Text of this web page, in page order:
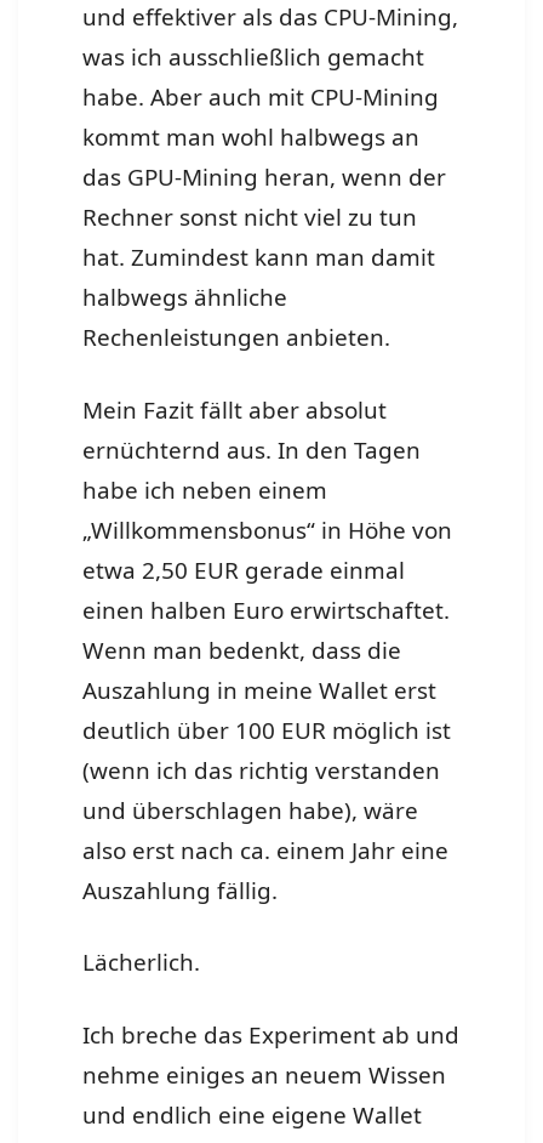
und effektiver als das CPU-Mining,
was ich ausschließlich gemacht
habe. Aber auch mit CPU-Mining
kommt man wohl halbwegs an
das GPU-Mining heran, wenn der
Rechner sonst nicht viel zu tun
hat. Zumindest kann man damit
halbwegs ähnliche
Rechenleistungen anbieten.
Mein Fazit fällt aber absolut
ernüchternd aus. In den Tagen
habe ich neben einem
„Willkommensbonus“ in Höhe von
etwa 2,50 EUR gerade einmal
einen halben Euro erwirtschaftet.
Wenn man bedenkt, dass die
Auszahlung in meine Wallet erst
deutlich über 100 EUR möglich ist
(wenn ich das richtig verstanden
und überschlagen habe), wäre
also erst nach ca. einem Jahr eine
Auszahlung fällig.
Lächerlich.
Ich breche das Experiment ab und
nehme einiges an neuem Wissen
und endlich eine eigene Wallet